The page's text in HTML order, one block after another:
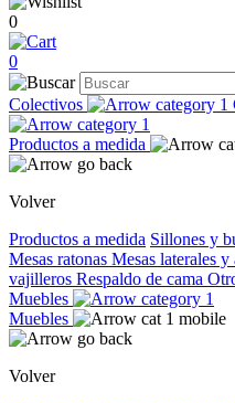
0
0
Colectivos
Productos a medida
Volver
Productos a medida Sillones y
Mesas ratonas Mesas laterales
vajilleros Respaldo de cama
Muebles
Muebles
Volver